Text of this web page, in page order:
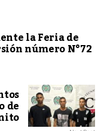
la Feria de
número N°72
de